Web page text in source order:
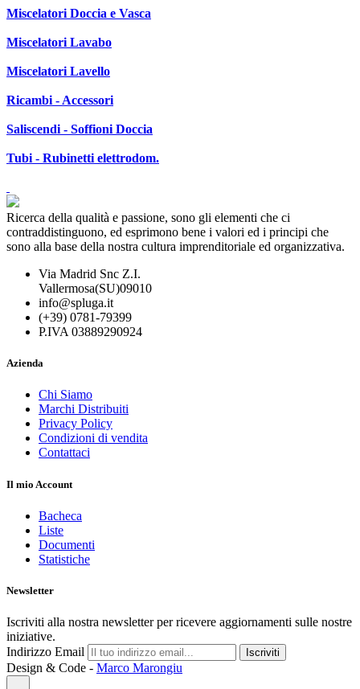
Miscelatori Doccia e Vasca
Miscelatori Lavabo
Miscelatori Lavello
Ricambi - Accessori
Saliscendi - Soffioni Doccia
Tubi - Rubinetti elettrodom.
Ricerca della qualità e passione, sono gli elementi che ci
contraddistinguono, ed esprimono bene i valori ed i principi che
sono alla base della nostra cultura imprenditoriale ed organizzativa.
Via Madrid Snc Z.I.
Vallermosa(SU)09010
info@spluga.it
(+39) 0781-79399
P.IVA 03889290924
Azienda
Chi Siamo
Marchi Distribuiti
Privacy Policy
Condizioni di vendita
Contattaci
Il mio Account
Bacheca
Liste
Documenti
Statistiche
Newsletter
Iscriviti alla nostra newsletter per ricevere aggiornamenti sulle nostre
iniziative.
Indirizzo Email
Iscriviti
Design & Code - Marco Marongiu